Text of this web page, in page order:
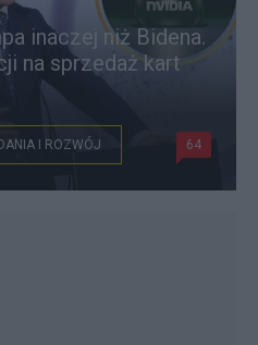
inaczej niż Bidena.
na sprzedaż kart
I ROZWÓJ 64